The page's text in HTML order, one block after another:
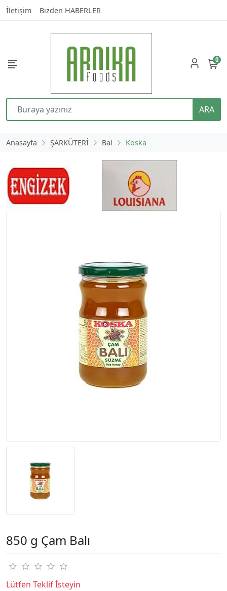
İletişim Bizden HABERLER
ARA
0
Anasayfa ŞARKÜTERİ Bal Koska
850 g Çam Balı
Lütfen Teklif İsteyin